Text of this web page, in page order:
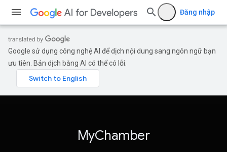
Đăng nhập
Google sử dụng công nghệ AI để dịch nội dung sang ngôn ngữ bạn
ưu tiên. Bản dịch bằng AI có thể có lỗi.
MyChamber